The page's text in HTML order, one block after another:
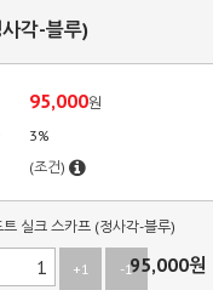
각-블루)
95,000원
3%
(조건)
트 실크 스카프 (정사각-블루)
+1 -195,000원